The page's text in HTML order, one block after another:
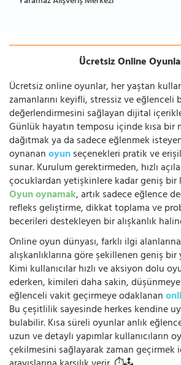
Ücretsiz Online
Ücretsiz online oyunlar, her yaştan
zamanlarını keyifli, stressiz ve eğlenceli
değerlendirmesini sağlayan dijital
Günlük hayatın temposu içinde kısa bir
dağıtmak ya da sadece eğlenmek
oynananoyunseçenekleri pratik ve
sunar. Kurulum gerektirmeden, hızlı
çocuklardan yetişkinlere kadar geniş
Oyun oynamak, artık sadece eğlence
refleks geliştirme, dikkat toplama ve
becerileri destekleyen bir alışkanlık
Online oyun dünyası, farklı ilgi
alışkanlıklarına göre şekillenen geniş
Kimi kullanıcılar hızlı ve aksiyon dolu
ederken, kimileri daha sakin,
eğlenceli vakit geçirmeye odaklanan
Bu çeşitlilik sayesinde herkes kendine
bulabilir. Kısa süreli oyunlar anlık
uzun ve detaylı yapımlar kullanıcıların
çekilmesini sağlayarak zaman geçirmek